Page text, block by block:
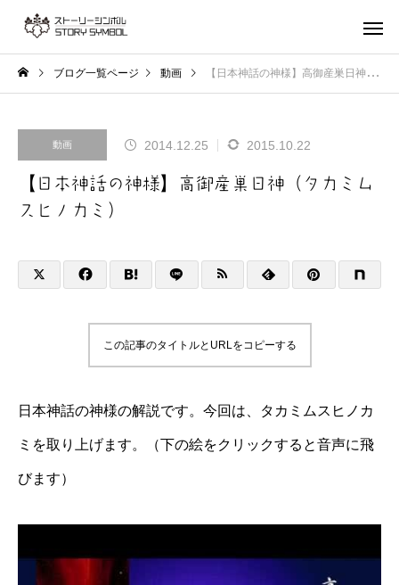
ブログ一覧ページ 動画 【日本神話の神様】高御産巣日神（タカミムスヒノカミ）
動画 2014.12.25 2015.10.22
【日本神話の神様】高御産巣日神（タカミム
スヒノカミ）
この記事のタイトルとURLをコピーする
日本神話の神様の解説です。今回は、タカミムスヒノカ
ミを取り上げます。（下の絵をクリックすると音声に飛
びます）